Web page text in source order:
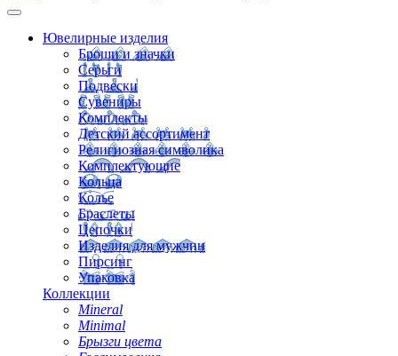
Ювелирные изделия
Броши и значки
Серьги
Подвески
Сувениры
Комплекты
Детский ассортимент
Религиозная символика
Комплектующие
Кольца
Колье
Браслеты
Цепочки
Изделия для мужчин
Пирсинг
Упаковка
Коллекции
Mineral
Minimal
Брызги цвета